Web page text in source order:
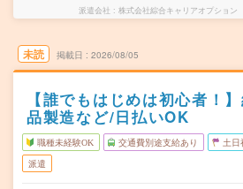
派遣会社 株式会社綜合キャリアオプション
未読 掲載日 2026/08/05
【誰でもはじめは初心者！
品製造など/日払いOK
職種未経験OK 交通費別途支給あり 土日
派遣